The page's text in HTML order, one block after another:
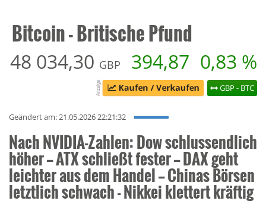
Bitcoin - Britische Pfund
48 034,30 GBP 394,87 0,83 %
GBP - BTC
Geändert am: 21.05.2026 22:21:32
Nach NVIDIA-Zahlen: Dow schlussendlich
höher -- ATX schließt fester -- DAX geht
leichter aus dem Handel -- Chinas Börsen
letztlich schwach - Nikkei klettert kräftig